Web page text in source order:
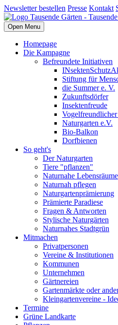
Newsletter bestellen Presse Kontakt
Open Menu
Homepage
Die Kampagne
Befreundete Initiativen
Stiftung für
die Summer e. V.
Zukunftsdörfer
Insektenfreude
Vogelfreundlicher
Naturgarten e.V.
Bio-Balkon
Dorfbienen
So geht's
Der Naturgarten
Tiere "pflanzen"
Naturnahe Lebensräume
Naturnah pflegen
Naturgartenprämierung
Prämierte Paradiese
Fragen & Antworten
Stylische Naturgärten
Naturnahes Stadtgrün
Mitmachen
Privatpersonen
Vereine & Institutionen
Kommunen
Unternehmen
Gärtnereien
Gartenmärkte oder
Kleingartenvereine -
Termine
Grüne Landkarte